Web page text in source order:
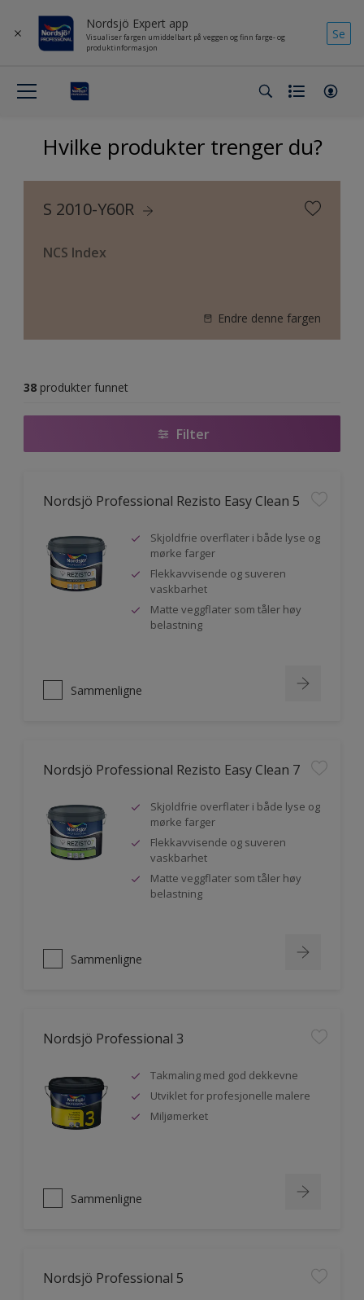
Nordsjö Expert app
Visualiser fargen umiddelbart på veggen og finn farge- og
produktinformasjon
Se
Hvilke produkter trenger du?
S 2010-Y60R
NCS Index
Endre denne fargen
38 produkter funnet
Filter
Nordsjö Professional Rezisto Easy Clean 5
Skjoldfrie overflater i både lyse og
mørke farger
Flekkavvisende og suveren
vaskbarhet
Matte veggflater som tåler høy
belastning
Sammenligne
Nordsjö Professional Rezisto Easy Clean 7
Skjoldfrie overflater i både lyse og
mørke farger
Flekkavvisende og suveren
vaskbarhet
Matte veggflater som tåler høy
belastning
Sammenligne
Nordsjö Professional 3
Takmaling med god dekkevne
Utviklet for profesjonelle malere
Miljømerket
Sammenligne
Nordsjö Professional 5